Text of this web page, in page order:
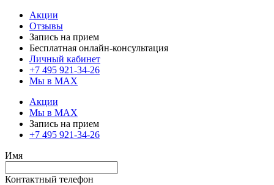
Акции
Отзывы
Запись на прием
Бесплатная онлайн-консультация
Личный кабинет
+7 495 921-34-26
Мы в MAX
Акции
Мы в MAX
Запись на прием
+7 495 921-34-26
Имя
Контактный телефон